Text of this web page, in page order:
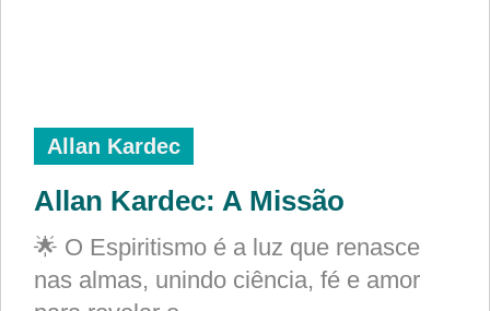
Allan Kardec
Allan Kardec: A Missão
🌟 O Espiritismo é a luz que renasce
nas almas, unindo ciência, fé e amor